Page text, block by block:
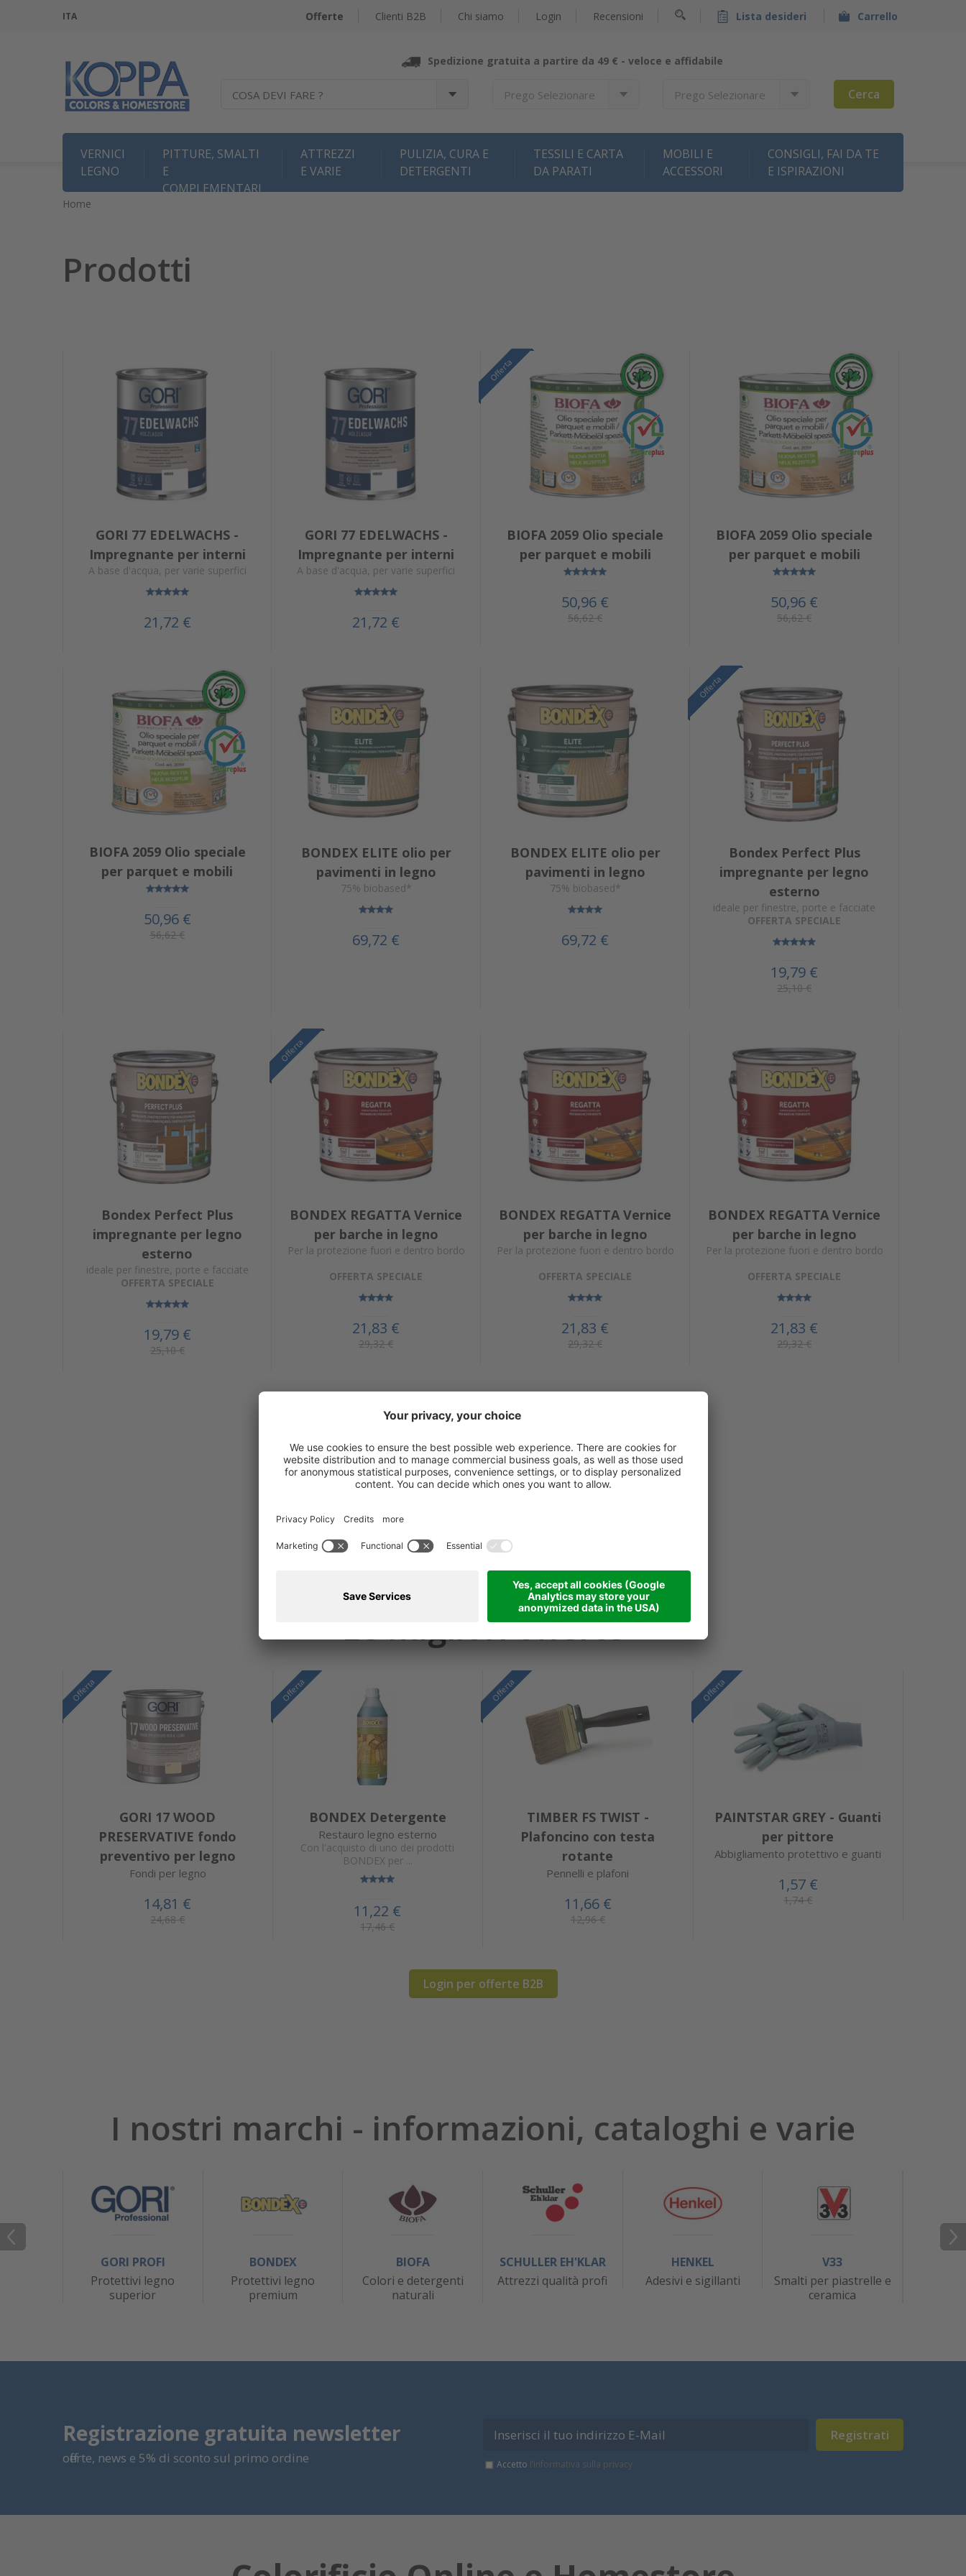
ITA Offerte Clienti B2B Chi siamo Login Recensioni Lista desideri Carrello
Spedizione gratuita a partire da 49 € - veloce e affidabile
COSA DEVI FARE ? Prego Selezionare Prego Selezionare Cerca
VERNICI
LEGNO
PITTURE, SMALTI
E
COMPLEMENTARI
ATTREZZI
E VARIE
PULIZIA, CURA E
DETERGENTI
TESSILI E CARTA
DA PARATI
MOBILI E
ACCESSORI
CONSIGLI, FAI DA TE
E ISPIRAZIONI
Home
Prodotti
GORI 77 EDELWACHS -
Impregnante per interni
A base d'acqua, per varie superfici
21,72 €
GORI 77 EDELWACHS -
Impregnante per interni
A base d'acqua, per varie superfici
21,72 €
Offerta
Offerta
Offerta
BIOFA 2059 Olio speciale
per parquet e mobili
50,96 €
56,62 €
BIOFA 2059 Olio speciale
per parquet e mobili
50,96 €
56,62 €
BIOFA 2059 Olio speciale
per parquet e mobili
50,96 €
56,62 €
BONDEX ELITE olio per
pavimenti in legno
75% biobased*
69,72 €
BONDEX ELITE olio per
pavimenti in legno
75% biobased*
69,72 €
Offerta
Offerta
Bondex Perfect Plus
impregnante per legno
esterno
ideale per finestre, porte e facciate
OFFERTA SPECIALE
19,79 €
25,10 €
Bondex Perfect Plus
impregnante per legno
esterno
ideale per finestre, porte e facciate
OFFERTA SPECIALE
19,79 €
25,10 €
Offerta
Offerta
Offerta
BONDEX REGATTA Vernice
per barche in legno
Per la protezione fuori e dentro bordo
OFFERTA SPECIALE
21,83 €
29,32 €
BONDEX REGATTA Vernice
per barche in legno
Per la protezione fuori e dentro bordo
OFFERTA SPECIALE
21,83 €
29,32 €
BONDEX REGATTA Vernice
per barche in legno
Per la protezione fuori e dentro bordo
OFFERTA SPECIALE
21,83 €
29,32 €
Ulteriori prodotti
Le migliori offerte
Offerta
GORI 17 WOOD
PRESERVATIVE fondo
preventivo per legno
Fondi per legno
14,81 €
24,68 €
Offerta
BONDEX Detergente
Restauro legno esterno
Con l'acquisto di uno dei prodotti
BONDEX per ...
11,22 €
17,46 €
Offerta
TIMBER FS TWIST -
Plafoncino con testa
rotante
Pennelli e plafoni
11,66 €
12,96 €
Offerta
PAINTSTAR GREY - Guanti
per pittore
Abbigliamento protettivo e guanti
1,57 €
1,74 €
Login per offerte B2B
I nostri marchi - informazioni, cataloghi e varie
GORI PROFI
Protettivi legno
superior
BONDEX
Protettivi legno
premium
BIOFA
Colori e detergenti
naturali
SCHULLER EH'KLAR
Attrezzi qualità profi
HENKEL
Adesivi e sigillanti
V33
Smalti per piastrelle e
ceramica
Registrazione gratuita newsletter
offerte, news e 5% di sconto sul primo ordine
Registrati
Accetto l’informativa sulla privacy